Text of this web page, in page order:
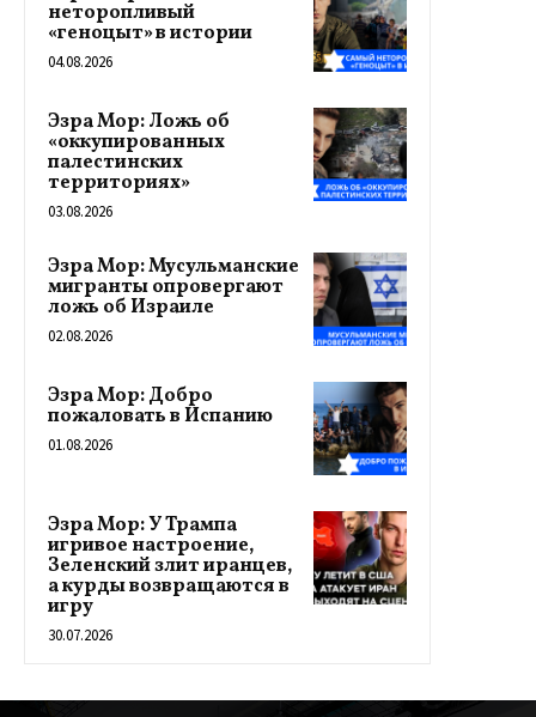
неторопливый
«геноцыт» в истории
04.08.2026
Эзра Мор: Ложь об
«оккупированных
палестинских
территориях»
03.08.2026
Эзра Мор: Мусульманские
мигранты опровергают
ложь об Израиле
02.08.2026
Эзра Мор: Добро
пожаловать в Испанию
01.08.2026
Эзра Мор: У Трампа
игривое настроение,
Зеленский злит иранцев,
а курды возвращаются в
игру
30.07.2026